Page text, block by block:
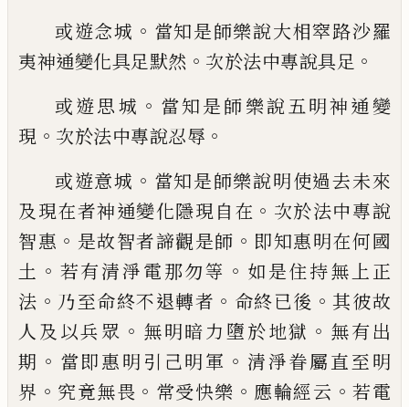
或遊念城 。 當知是師樂說大相窣路沙羅
夷神通變化具足默然 。 次於法中專說具足 。
或遊思城 。 當知是師樂說五明神通變
現 。 次於法中專說忍辱 。
或遊意城 。 當知是師樂說明使過去未來
及 現在者神通變化隱現自在 。 次於法中專說
智惠 。 是故智者諦觀是師 。 即知惠明在何國
土 。 若有清淨電那勿等 。 如是住持無上正
法 。 乃至命終不退轉者 。 命終已後 。其彼故
人及 以兵眾 。 無明暗力墮於地獄 。 無有出
期 。 當即惠明引己明軍 。 清淨眷屬直至明
界 。 究竟無畏 。 常受快樂 。 應輪經云 。若電